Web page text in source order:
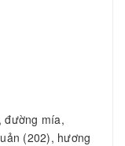
đường mía,
(202), hương